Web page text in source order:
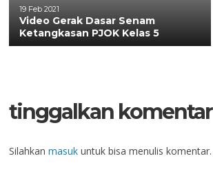
19 Feb 2021
Video Gerak Dasar Senam
Ketangkasan PJOK Kelas 5
tinggalkan komentar
Silahkan masuk untuk bisa menulis komentar.